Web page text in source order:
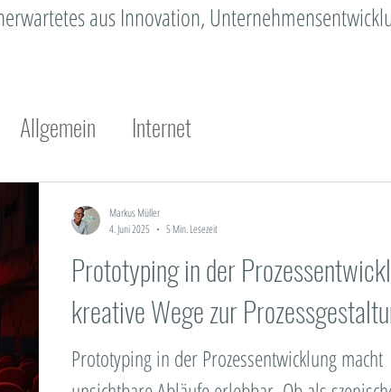
aus Innovation,
Allgemein Internet
Organisationsentwicklung
Thinking Methodik Digitalisierung
Trendmanagement
Prototyping in der
kreative Wege zur
Prototyping in der Prozessentwicklung macht
Markus Müller
4. Juni 2025
5 Min. Lesezeit